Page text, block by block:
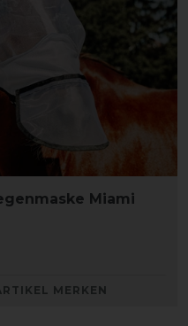
Miami
MERKEN